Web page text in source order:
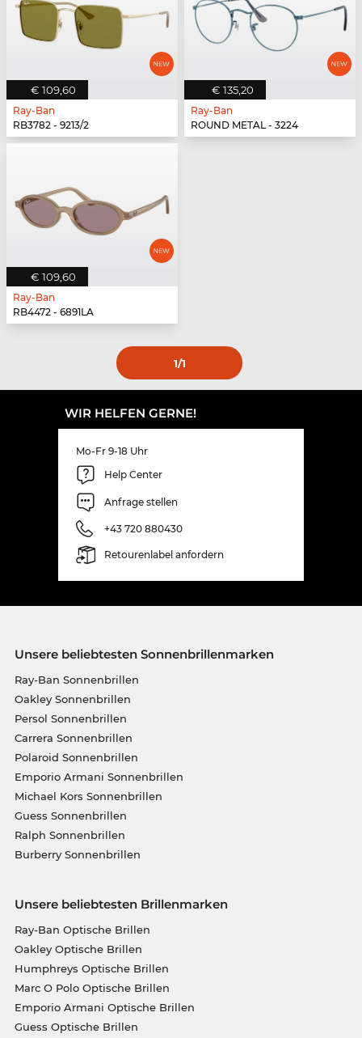
€ 109,60
Ray-Ban
RB3782 - 9213/2
€ 135,20
Ray-Ban
ROUND METAL - 3224
€ 109,60
Ray-Ban
RB4472 - 6891LA
1/1
WIR HELFEN GERNE!
Mo-Fr 9-18 Uhr
Help Center
Anfrage stellen
+43 720 880430
Retourenlabel anfordern
Unsere beliebtesten Sonnenbrillenmarken
Ray-Ban Sonnenbrillen
Oakley Sonnenbrillen
Persol Sonnenbrillen
Carrera Sonnenbrillen
Polaroid Sonnenbrillen
Emporio Armani Sonnenbrillen
Michael Kors Sonnenbrillen
Guess Sonnenbrillen
Ralph Sonnenbrillen
Burberry Sonnenbrillen
Unsere beliebtesten Brillenmarken
Ray-Ban Optische Brillen
Oakley Optische Brillen
Humphreys Optische Brillen
Marc O Polo Optische Brillen
Emporio Armani Optische Brillen
Guess Optische Brillen